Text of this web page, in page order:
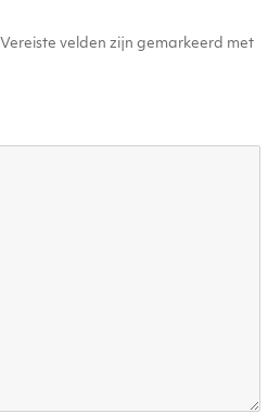
Vereiste velden zijn gemarkeerd met